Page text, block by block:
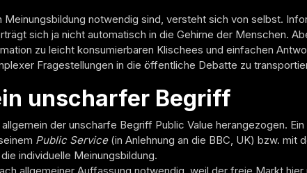
notwendig sind, versteht sich von selbst.
sich ja nicht automatisch in die Gehirne der Menschen.
zu leicht konsumierbaren Klischees und einfachen
Fragestellungen in die öffentliche Debatte zu
unscharfer Begriff
der unscharfe Begriff Public Value herangezogen.
Public Service(in Anlehnung an die BBC, UK) bzw. mit
individuelle Meinungsbildung.
allgemeiner Auffassung notwendig, weil der freie Markt